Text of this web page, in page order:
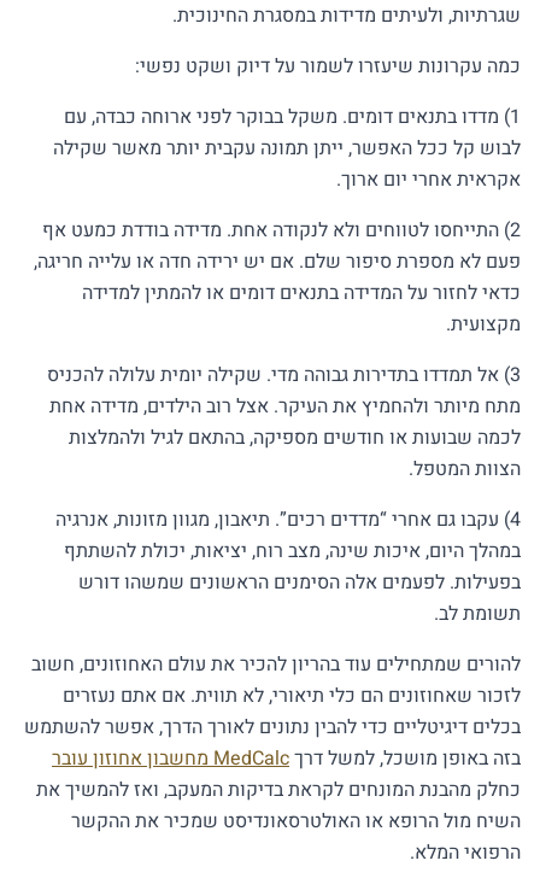
שגרתיות, ולעיתים מדידות במסגרת החינוכית.
כמה עקרונות שיעזרו לשמור על דיוק ושקט נפשי:
1) מדדו בתנאים דומים. משקל בבוקר לפני ארוחה כבדה, עם
לבוש קל ככל האפשר, ייתן תמונה עקבית יותר מאשר שקילה
אקראית אחרי יום ארוך.
2) התייחסו לטווחים ולא לנקודה אחת. מדידה בודדת כמעט אף
פעם לא מספרת סיפור שלם. אם יש ירידה חדה או עלייה חריגה,
כדאי לחזור על המדידה בתנאים דומים או להמתין למדידה
מקצועית.
3) אל תמדדו בתדירות גבוהה מדי. שקילה יומית עלולה להכניס
מתח מיותר ולהחמיץ את העיקר. אצל רוב הילדים, מדידה אחת
לכמה שבועות או חודשים מספיקה, בהתאם לגיל ולהמלצות
הצוות המטפל.
4) עקבו גם אחרי “מדדים רכים”. תיאבון, מגוון מזונות, אנרגיה
במהלך היום, איכות שינה, מצב רוח, יציאות, יכולת להשתתף
בפעילות. לפעמים אלה הסימנים הראשונים שמשהו דורש
תשומת לב.
להורים שמתחילים עוד בהריון להכיר את עולם האחוזונים, חשוב
לזכור שאחוזונים הם כלי תיאורי, לא תווית. אם אתם נעזרים
בכלים דיגיטליים כדי להבין נתונים לאורך הדרך, אפשר להשתמש
בזה באופן מושכל, למשל דרךMedCalc מחשבון אחוזון עובר
כחלק מהבנת המונחים לקראת בדיקות המעקב, ואז להמשיך את
השיח מול הרופא או האולטרסאונדיסט שמכיר את ההקשר
הרפואי המלא.